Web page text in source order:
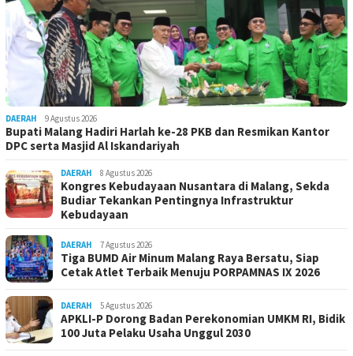
DAERAH 9 Agustus 2026
Bupati Malang Hadiri Harlah ke-28 PKB dan Resmikan Kantor
DPC serta Masjid Al Iskandariyah
DAERAH 8 Agustus 2026
Kongres Kebudayaan Nusantara di Malang, Sekda
Budiar Tekankan Pentingnya Infrastruktur
Kebudayaan
DAERAH 7 Agustus 2026
Tiga BUMD Air Minum Malang Raya Bersatu, Siap
Cetak Atlet Terbaik Menuju PORPAMNAS IX 2026
DAERAH 5 Agustus 2026
APKLI-P Dorong Badan Perekonomian UMKM RI, Bidik
100 Juta Pelaku Usaha Unggul 2030